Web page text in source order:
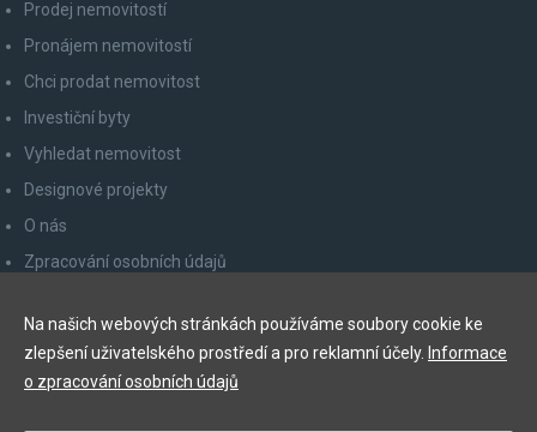
Prodej nemovitostí
Pronájem nemovitostí
Chci prodat nemovitost
Investiční byty
Vyhledat nemovitost
Designové projekty
O nás
Zpracování osobních údajů
Odhlášení z newsletteru
Na našich webových stránkách používáme soubory cookie ke
zlepšení uživatelského prostředí a pro reklamní účely. Informace
o zpracování osobních údajů